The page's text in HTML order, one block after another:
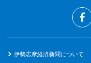
伊勢志摩経済新聞について